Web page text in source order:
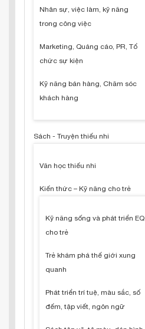
Nhân sự, việc làm, kỹ năng
trong công việc
Marketing, Quảng cáo, PR, Tổ
chức sự kiện
Kỹ năng bán hàng, Chăm sóc
khách hàng
Sách - Truyện thiếu nhi
Văn học thiếu nhi
Kiến thức – Kỹ năng cho trẻ
Kỹ năng sống và phát triển EQ
cho trẻ
Trẻ khám phá thế giới xung
quanh
Phát triển trí tuệ, màu sắc, số
đếm, tập viết, ngôn ngữ